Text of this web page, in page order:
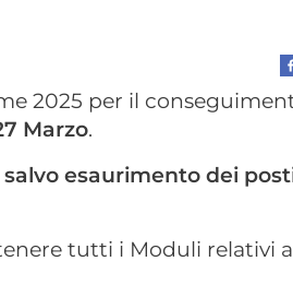
2025 per il
Marzo.
salvo esaurimento dei
tutti i Moduli relativi